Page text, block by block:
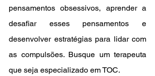
pensamentos obsessivos, aprender a
desafiar esses pensamentos e
desenvolver estratégias para lidar com
as compulsões. Busque um terapeuta
que seja especializado em TOC.